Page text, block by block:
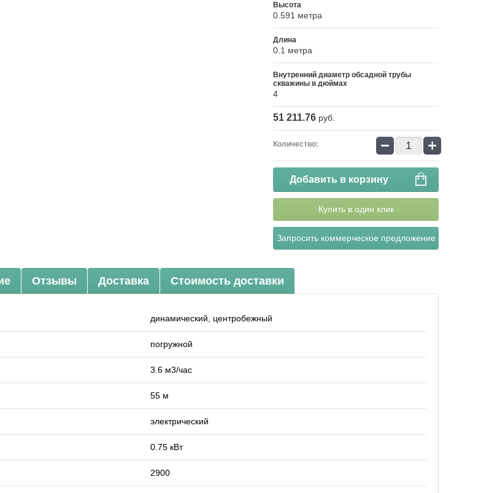
Высота
0.591 метра
Длина
0.1 метра
Внутренний диаметр обсадной трубы
скважины в дюймах
4
51 211.76 руб.
Количество: − +
Добавить в корзину
Купить в один клик
Запросить коммерческое предложение
Отзывы Доставка Стоимость доставки
динамический, центробежный
погружной
3.6 м3/час
55 м
электрический
0.75 кВт
2900